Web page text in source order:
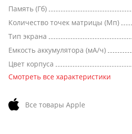
Память (Гб)
Количество точек матрицы (Мп)
Тип экрана
Емкость аккумулятора (мА/ч)
Цвет корпуса
Смотреть все характеристики
Все товары Apple